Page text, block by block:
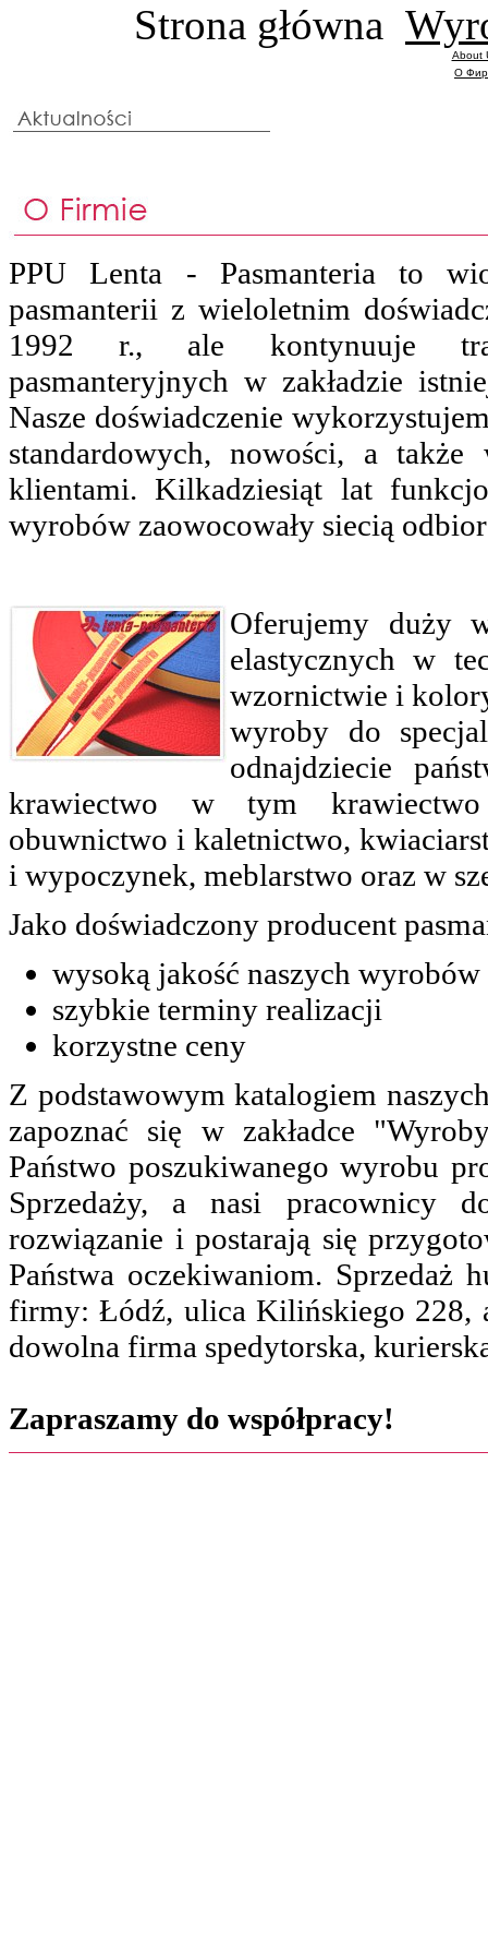
Strona główna
About
О
PPU Lenta - Pasmanteria to
pasmanterii z wieloletnim
1992 r., ale kontynuuje
pasmanteryjnych w zakładzie
Nasze doświadczenie
standardowych, nowości, a
klientami. Kilkadziesiąt lat
wyrobów zaowocowały siecią
Oferujemy duży
elastycznych w
wzornictwie i
wyroby do
odnajdziecie
krawiectwo w tym krawiectwo
obuwnictwo i kaletnictwo,
i wypoczynek, meblarstwo oraz w
Jako doświadczony producent
wysoką jakość naszych wyrobów
szybkie terminy realizacji
korzystne ceny
Z podstawowym katalogiem
zapoznać się w zakładce
Państwo poszukiwanego wyrobu
Sprzedaży, a nasi pracownicy
rozwiązanie i postarają się
Państwa oczekiwaniom. Sprzedaż
firmy: Łódź, ulica Kilińskiego 228,
dowolna firma spedytorska,
Zapraszamy do współpracy!